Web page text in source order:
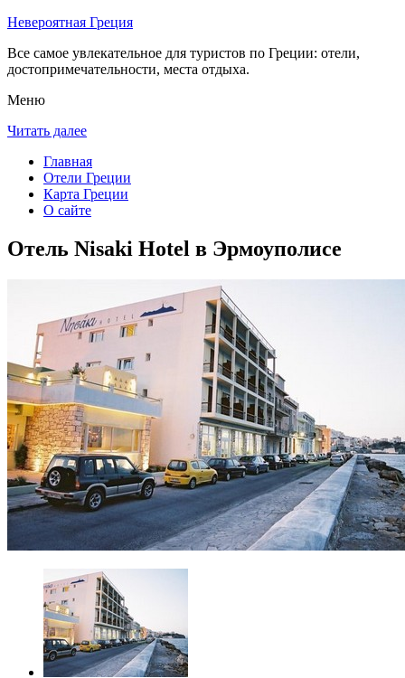
Невероятная Греция
Все самое увлекательное для туристов по Греции: отели,
достопримечательности, места отдыха.
Меню
Читать далее
Главная
Отели Греции
Карта Греции
О сайте
Отель Nisaki Hotel в Эрмоуполисе